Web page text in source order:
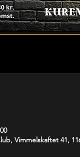
Vimmelskaftet 41,